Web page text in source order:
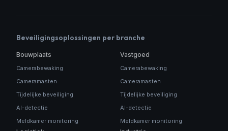
Beveiligingsoplossingen per branche
Bouwplaats
Camerabewaking
Cameramasten
Tijdelijke beveiliging
AI-detectie
Meldkamer monitoring
Vastgoed
Camerabewaking
Cameramasten
Tijdelijke beveiliging
AI-detectie
Meldkamer monitoring